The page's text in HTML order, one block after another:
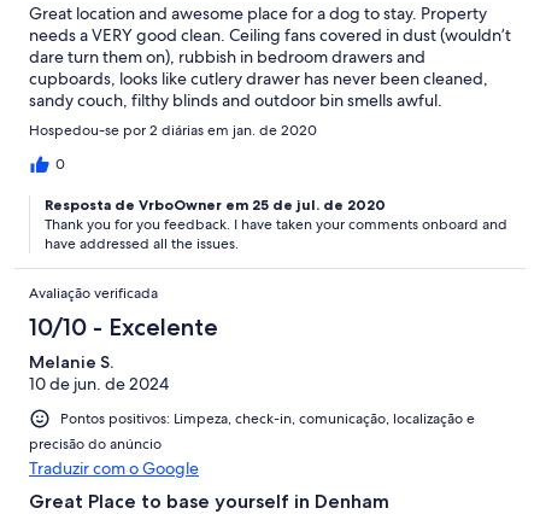
Great location and awesome place for a dog to stay. Property
needs a VERY good clean. Ceiling fans covered in dust (wouldn’t
dare turn them on), rubbish in bedroom drawers and
cupboards, looks like cutlery drawer has never been cleaned,
sandy couch, filthy blinds and outdoor bin smells awful.
Overpriced for a dirty old place.
Hospedou-se por 2 diárias em jan. de 2020
0
Resposta de VrboOwner em 25 de jul. de 2020
Thank you for you feedback. I have taken your comments onboard and
have addressed all the issues.
Avaliação verificada
10/10 - Excelente
Melanie S.
10 de jun. de 2024
Pontos positivos: Limpeza, check-in, comunicação, localização e
precisão do anúncio
Traduzir com o Google
Great Place to base yourself in Denham